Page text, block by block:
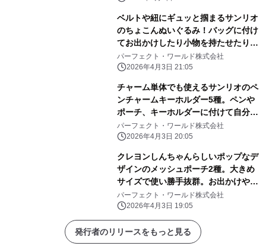
ベルトや紐にギュッと掴まるサンリオ
のちょこんぬいぐるみ！バッグに付け
てお出かけしたり小物を持たせたりと
自由に楽しめる！
パーフェクト・ワールド株式会社
2026年4月3日 21:05
チャーム単体でも使えるサンリオのペ
ンチャームキーホルダー5種。ペンや
ポーチ、キーホルダーに付けて自分だ
けのアレンジしよう
パーフェクト・ワールド株式会社
2026年4月3日 20:05
クレヨンしんちゃんらしいポップなデ
ザインのメッシュポーチ2種。大きめ
サイズで使い勝手抜群。お出かけや旅
行にぜひ！
パーフェクト・ワールド株式会社
2026年4月3日 19:05
発行者のリリースをもっと見る